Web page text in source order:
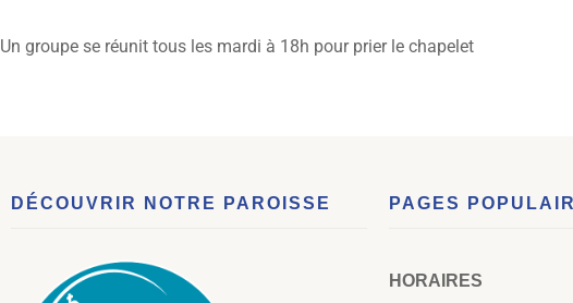
Un groupe se réunit tous les mardi à 18h pour prier le chapelet
DÉCOUVRIR NOTRE PAROISSE PAGES
HORAIRES